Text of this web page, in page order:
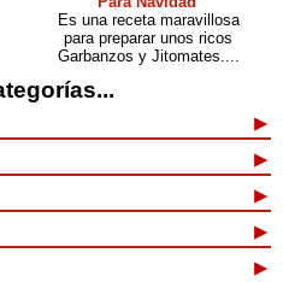
Es una receta maravillosa
para preparar unos ricos
Garbanzos y Jitomates....